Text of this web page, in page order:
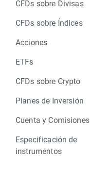
CFDs sobre Divisas
CFDs sobre Índices
Acciones
ETFs
CFDs sobre Crypto
Planes de Inversión
Cuenta y Comisiones
Especificación de
instrumentos